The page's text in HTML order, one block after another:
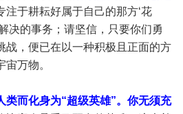
注于耕耘好属于自己的那方‘花
决的事务；请坚信，只要你们勇
战，便已在以一种积极且正面的方
万物。
类而化身为“超级英雄”。你无须充